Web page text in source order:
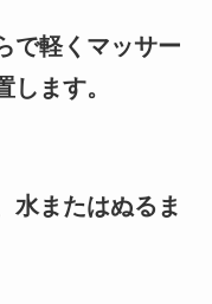
で軽くマッサー
ます。
水またはぬるま